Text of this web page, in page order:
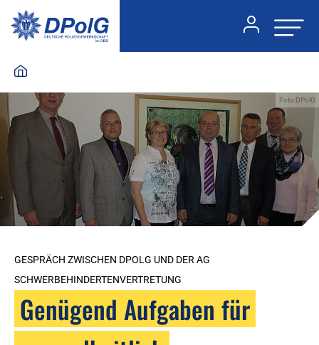
Foto:DPolG
GESPRÄCH ZWISCHEN DPOLG UND DER AG
SCHWERBEHINDERTENVERTRETUNG
Genügend Aufgaben für